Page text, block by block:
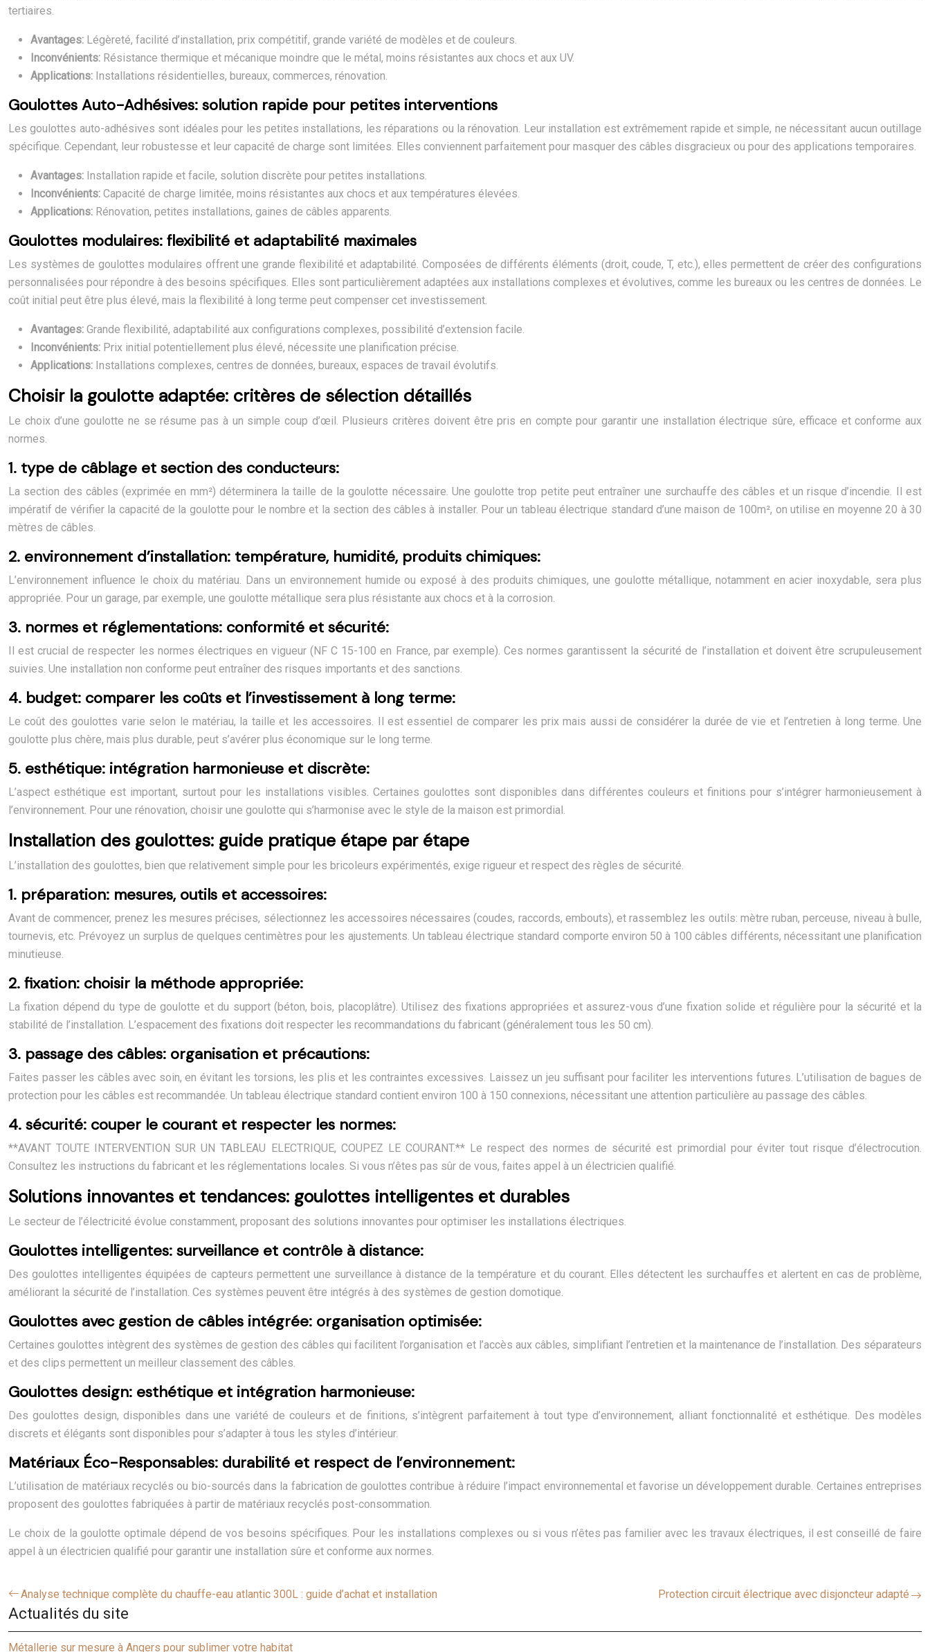
tertiaires.
Avantages: Légèreté, facilité d’installation, prix compétitif, grande variété de modèles et de couleurs.
Inconvénients: Résistance thermique et mécanique moindre que le métal, moins résistantes aux chocs et aux UV.
Applications: Installations résidentielles, bureaux, commerces, rénovation.
Goulottes Auto-Adhésives: solution rapide pour petites interventions
Les goulottes auto-adhésives sont idéales pour les petites installations, les réparations ou la rénovation. Leur installation est extrêmement rapide et simple, ne nécessitant aucun outillage
spécifique. Cependant, leur robustesse et leur capacité de charge sont limitées. Elles conviennent parfaitement pour masquer des câbles disgracieux ou pour des applications temporaires.
Avantages: Installation rapide et facile, solution discrète pour petites installations.
Inconvénients: Capacité de charge limitée, moins résistantes aux chocs et aux températures élevées.
Applications: Rénovation, petites installations, gaines de câbles apparents.
Goulottes modulaires: flexibilité et adaptabilité maximales
Les systèmes de goulottes modulaires offrent une grande flexibilité et adaptabilité. Composées de différents éléments (droit, coude, T, etc.), elles permettent de créer des configurations
personnalisées pour répondre à des besoins spécifiques. Elles sont particulièrement adaptées aux installations complexes et évolutives, comme les bureaux ou les centres de données. Le
coût initial peut être plus élevé, mais la flexibilité à long terme peut compenser cet investissement.
Avantages: Grande flexibilité, adaptabilité aux configurations complexes, possibilité d’extension facile.
Inconvénients: Prix initial potentiellement plus élevé, nécessite une planification précise.
Applications: Installations complexes, centres de données, bureaux, espaces de travail évolutifs.
Choisir la goulotte adaptée: critères de sélection détaillés
Le choix d’une goulotte ne se résume pas à un simple coup d’œil. Plusieurs critères doivent être pris en compte pour garantir une installation électrique sûre, efficace et conforme aux
normes.
1. type de câblage et section des conducteurs:
La section des câbles (exprimée en mm²) déterminera la taille de la goulotte nécessaire. Une goulotte trop petite peut entraîner une surchauffe des câbles et un risque d’incendie. Il est
impératif de vérifier la capacité de la goulotte pour le nombre et la section des câbles à installer. Pour un tableau électrique standard d’une maison de 100m², on utilise en moyenne 20 à 30
mètres de câbles.
2. environnement d’installation: température, humidité, produits chimiques:
L’environnement influence le choix du matériau. Dans un environnement humide ou exposé à des produits chimiques, une goulotte métallique, notamment en acier inoxydable, sera plus
appropriée. Pour un garage, par exemple, une goulotte métallique sera plus résistante aux chocs et à la corrosion.
3. normes et réglementations: conformité et sécurité:
Il est crucial de respecter les normes électriques en vigueur (NF C 15-100 en France, par exemple). Ces normes garantissent la sécurité de l’installation et doivent être scrupuleusement
suivies. Une installation non conforme peut entraîner des risques importants et des sanctions.
4. budget: comparer les coûts et l’investissement à long terme:
Le coût des goulottes varie selon le matériau, la taille et les accessoires. Il est essentiel de comparer les prix mais aussi de considérer la durée de vie et l’entretien à long terme. Une
goulotte plus chère, mais plus durable, peut s’avérer plus économique sur le long terme.
5. esthétique: intégration harmonieuse et discrète:
L’aspect esthétique est important, surtout pour les installations visibles. Certaines goulottes sont disponibles dans différentes couleurs et finitions pour s’intégrer harmonieusement à
l’environnement. Pour une rénovation, choisir une goulotte qui s’harmonise avec le style de la maison est primordial.
Installation des goulottes: guide pratique étape par étape
L’installation des goulottes, bien que relativement simple pour les bricoleurs expérimentés, exige rigueur et respect des règles de sécurité.
1. préparation: mesures, outils et accessoires:
Avant de commencer, prenez les mesures précises, sélectionnez les accessoires nécessaires (coudes, raccords, embouts), et rassemblez les outils: mètre ruban, perceuse, niveau à bulle,
tournevis, etc. Prévoyez un surplus de quelques centimètres pour les ajustements. Un tableau électrique standard comporte environ 50 à 100 câbles différents, nécessitant une planification
minutieuse.
2. fixation: choisir la méthode appropriée:
La fixation dépend du type de goulotte et du support (béton, bois, placoplâtre). Utilisez des fixations appropriées et assurez-vous d’une fixation solide et régulière pour la sécurité et la
stabilité de l’installation. L’espacement des fixations doit respecter les recommandations du fabricant (généralement tous les 50 cm).
3. passage des câbles: organisation et précautions:
Faites passer les câbles avec soin, en évitant les torsions, les plis et les contraintes excessives. Laissez un jeu suffisant pour faciliter les interventions futures. L’utilisation de bagues de
protection pour les câbles est recommandée. Un tableau électrique standard contient environ 100 à 150 connexions, nécessitant une attention particulière au passage des câbles.
4. sécurité: couper le courant et respecter les normes:
**AVANT TOUTE INTERVENTION SUR UN TABLEAU ELECTRIQUE, COUPEZ LE COURANT.** Le respect des normes de sécurité est primordial pour éviter tout risque d’électrocution.
Consultez les instructions du fabricant et les réglementations locales. Si vous n’êtes pas sûr de vous, faites appel à un électricien qualifié.
Solutions innovantes et tendances: goulottes intelligentes et durables
Le secteur de l’électricité évolue constamment, proposant des solutions innovantes pour optimiser les installations électriques.
Goulottes intelligentes: surveillance et contrôle à distance:
Des goulottes intelligentes équipées de capteurs permettent une surveillance à distance de la température et du courant. Elles détectent les surchauffes et alertent en cas de problème,
améliorant la sécurité de l’installation. Ces systèmes peuvent être intégrés à des systèmes de gestion domotique.
Goulottes avec gestion de câbles intégrée: organisation optimisée:
Certaines goulottes intègrent des systèmes de gestion des câbles qui facilitent l’organisation et l’accès aux câbles, simplifiant l’entretien et la maintenance de l’installation. Des séparateurs
et des clips permettent un meilleur classement des câbles.
Goulottes design: esthétique et intégration harmonieuse:
Des goulottes design, disponibles dans une variété de couleurs et de finitions, s’intègrent parfaitement à tout type d’environnement, alliant fonctionnalité et esthétique. Des modèles
discrets et élégants sont disponibles pour s’adapter à tous les styles d’intérieur.
Matériaux Éco-Responsables: durabilité et respect de l’environnement:
L’utilisation de matériaux recyclés ou bio-sourcés dans la fabrication de goulottes contribue à réduire l’impact environnemental et favorise un développement durable. Certaines entreprises
proposent des goulottes fabriquées à partir de matériaux recyclés post-consommation.
Le choix de la goulotte optimale dépend de vos besoins spécifiques. Pour les installations complexes ou si vous n’êtes pas familier avec les travaux électriques, il est conseillé de faire
appel à un électricien qualifié pour garantir une installation sûre et conforme aux normes.
Analyse technique complète du chauffe-eau atlantic 300L : guide d’achat et installation Protection circuit électrique avec disjoncteur adapté
Actualités du site
Métallerie sur mesure à Angers pour sublimer votre habitat